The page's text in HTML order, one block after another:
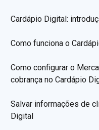
Cardápio Digital:
Como funciona o
Como configurar o
cobrança no Cardápio
Salvar informações de
Digital